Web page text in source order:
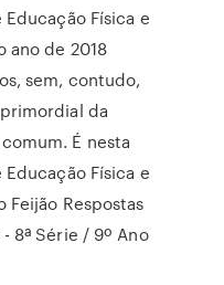
Física e
ano de 2018
sem, contudo,
da
É nesta
Física e
Respostas
8ª Série / 9º Ano